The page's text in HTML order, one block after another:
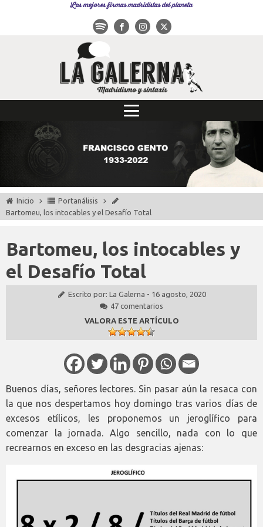
Las mejores firmas madridistas del planeta
Inicio
Portanálisis
Bartomeu, los intocables y el Desafío Total
Bartomeu, los intocables y
el Desafío Total
Escrito por: La Galerna - 16 agosto, 2020
47 comentarios
VALORA ESTE ARTÍCULO
Buenos días, señores lectores. Sin pasar aún la resaca con
la que nos despertamos hoy domingo tras varios días de
excesos etílicos, les proponemos un jeroglífico para
comenzar la jornada. Algo sencillo, nada con lo que
recrearnos en exceso en las desgracias ajenas: